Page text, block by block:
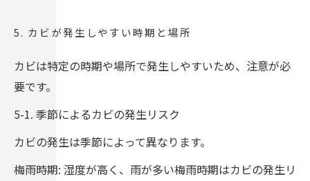
5. カビが発生しやすい時期と場所
カビは特定の時期や場所で発生しやすいため、注意が必
要です。
5-1. 季節によるカビの発生リスク
カビの発生は季節によって異なります。
梅雨時期: 湿度が高く、雨が多い梅雨時期はカビの発生リ